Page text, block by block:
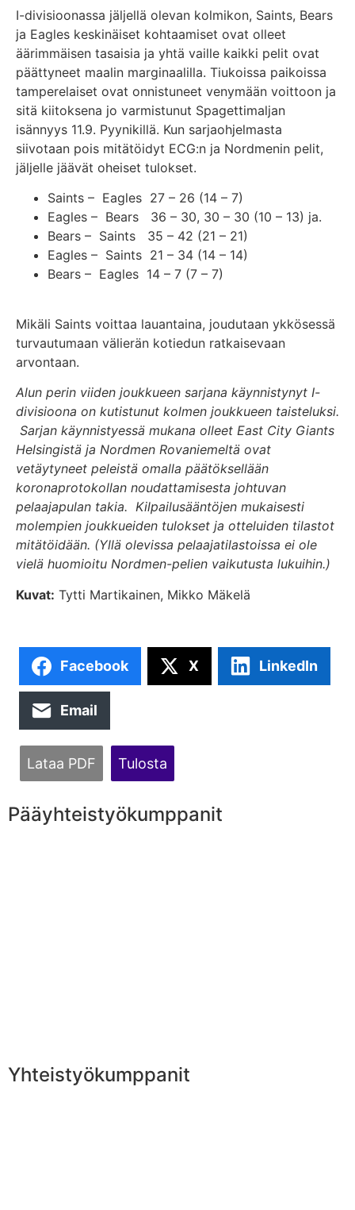
I-divisioonassa jäljellä olevan kolmikon, Saints, Bears
ja Eagles keskinäiset kohtaamiset ovat olleet
äärimmäisen tasaisia ja yhtä vaille kaikki pelit ovat
päättyneet maalin marginaalilla. Tiukoissa paikoissa
tamperelaiset ovat onnistuneet venymään voittoon ja
sitä kiitoksena jo varmistunut Spagettimaljan
isännyys 11.9. Pyynikillä. Kun sarjaohjelmasta
siivotaan pois mitätöidyt ECG:n ja Nordmenin pelit,
jäljelle jäävät oheiset tulokset.
Saints – Eagles 27 – 26 (14 – 7)
Eagles – Bears 36 – 30, 30 – 30 (10 – 13) ja.
Bears – Saints 35 – 42 (21 – 21)
Eagles – Saints 21 – 34 (14 – 14)
Bears – Eagles 14 – 7 (7 – 7)
Mikäli Saints voittaa lauantaina, joudutaan ykkösessä
turvautumaan välierän kotiedun ratkaisevaan
arvontaan.
Alun perin viiden joukkueen sarjana käynnistynyt I-
divisioona on kutistunut kolmen joukkueen taisteluksi.
Sarjan käynnistyessä mukana olleet East City Giants
Helsingistä ja Nordmen Rovaniemeltä ovat
vetäytyneet peleistä omalla päätöksellään
koronaprotokollan noudattamisesta johtuvan
pelaajapulan takia. Kilpailusääntöjen mukaisesti
molempien joukkueiden tulokset ja otteluiden tilastot
mitätöidään. (Yllä olevissa pelaajatilastoissa ei ole
vielä huomioitu Nordmen-pelien vaikutusta lukuihin.)
Kuvat: Tytti Martikainen, Mikko Mäkelä
Facebook X LinkedIn
Email
Lataa PDF Tulosta
Pääyhteistyökumppanit
Yhteistyökumppanit